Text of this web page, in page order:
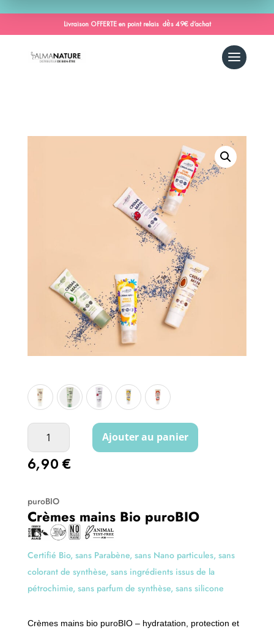
Livraison OFFERTE en point relais dès 49€ d’achat
quantité
de
Crèmes
puroBIO
Ajouter au panier
A
l
t
r
n
t
i
v
e
:
6,90€
puroBIO
Crèmes mains Bio puroBIO
Certifié Bio, sans Parabène, sans Nano particules, sans
colorant de synthèse, sans ingrédients issus de la
pétrochimie, sans parfum de synthèse, sans silicone
Crèmes mains bio puroBIO – hydratation, protection et